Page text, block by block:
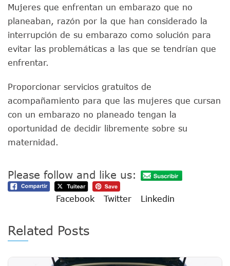
Mujeres que enfrentan un embarazo que no
planeaban, razón por la que han considerado la
interrupción de su embarazo como solución para
evitar las problemáticas a las que se tendrían que
enfrentar.
Proporcionar servicios gratuitos de
acompañamiento para que las mujeres que cursan
con un embarazo no planeado tengan la
oportunidad de decidir libremente sobre su
maternidad.
Please follow and like us:
Facebook Twitter Linkedin
Related Posts